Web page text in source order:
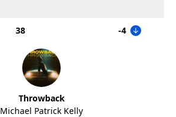
38 -4
Throwback
Michael Patrick Kelly